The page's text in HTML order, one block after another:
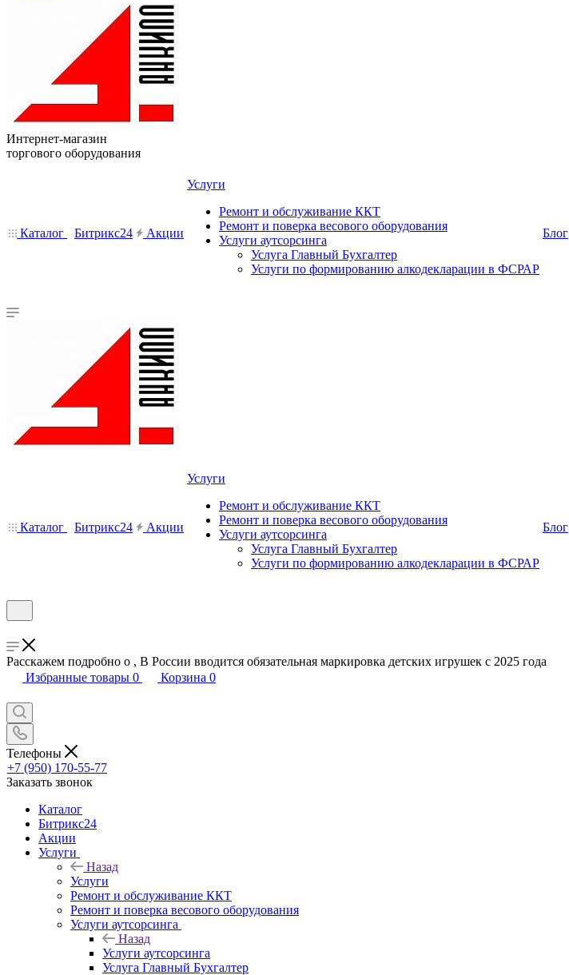
Интернет-магазин
торгового оборудования
Каталог Битрикс24 Акции
Услуги
Ремонт и обслуживание ККТ
Ремонт и поверка весового оборудования
Услуги аутсорсинга
Услуга Главный Бухгалтер
Услуги по формированию алкодекларации в ФСРАР
Блог
Каталог Битрикс24 Акции
Услуги
Ремонт и обслуживание ККТ
Ремонт и поверка весового оборудования
Услуги аутсорсинга
Услуга Главный Бухгалтер
Услуги по формированию алкодекларации в ФСРАР
Блог
Расскажем подробно о , В России вводится обязательная маркировка детских игрушек с 2025 года
Избранные товары 0 Корзина 0
Телефоны
+7 (950) 170-55-77
Заказать звонок
Каталог
Битрикс24
Акции
Услуги
Назад
Услуги
Ремонт и обслуживание ККТ
Ремонт и поверка весового оборудования
Услуги аутсорсинга
Назад
Услуги аутсорсинга
Услуга Главный Бухгалтер